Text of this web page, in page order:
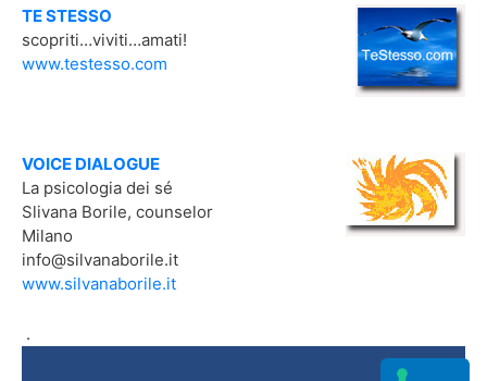
TE STESSO
scopriti…viviti…amati!
www.testesso.com
VOICE DIALOGUE
La psicologia dei sé
Slivana Borile, counselor
Milano
info@silvanaborile.it
www.silvanaborile.it
.